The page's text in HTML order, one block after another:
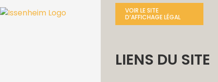
VOIR LE SITE
D’AFFICHAGE LÉGAL
LIENS DU SITE